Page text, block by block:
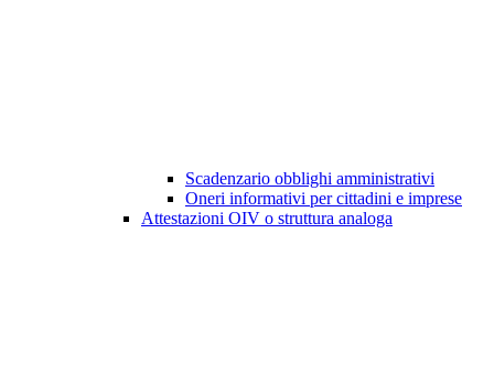
Scadenzario obblighi amministrativi
Oneri informativi per cittadini e imprese
Attestazioni OIV o struttura analoga